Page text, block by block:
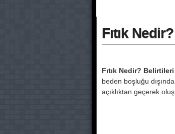
Fıtık
Fıtık Nedir?
beden boşluğu
açıklıktan geçerek